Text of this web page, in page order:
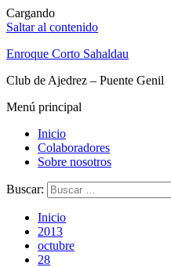
Cargando
Saltar al contenido
Enroque Corto Sahaldau
Club de Ajedrez – Puente Genil
Menú principal
Inicio
Colaboradores
Sobre nosotros
Buscar:
Inicio
2013
octubre
28